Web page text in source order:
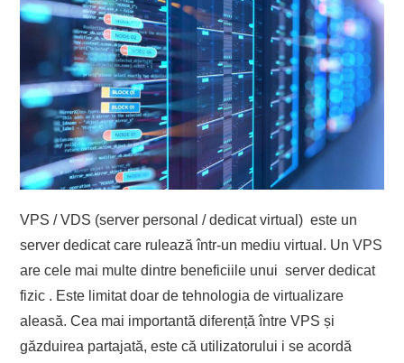
VPS / VDS (server personal / dedicat virtual) este un
server dedicat care rulează într-un mediu virtual. Un VPS
are cele mai multe dintre beneficiile unui server dedicat
fizic . Este limitat doar de tehnologia de virtualizare
aleasă. Cea mai importantă diferență între VPS și
găzduirea partajată, este că utilizatorului i se acordă